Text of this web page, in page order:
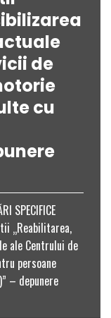
de
cu
SPECIFICE
„Reabilitarea,
ale Centrului de
persoane
– depunere